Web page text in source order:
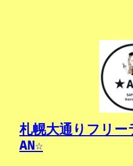
札幌大通りフリ
AN☆